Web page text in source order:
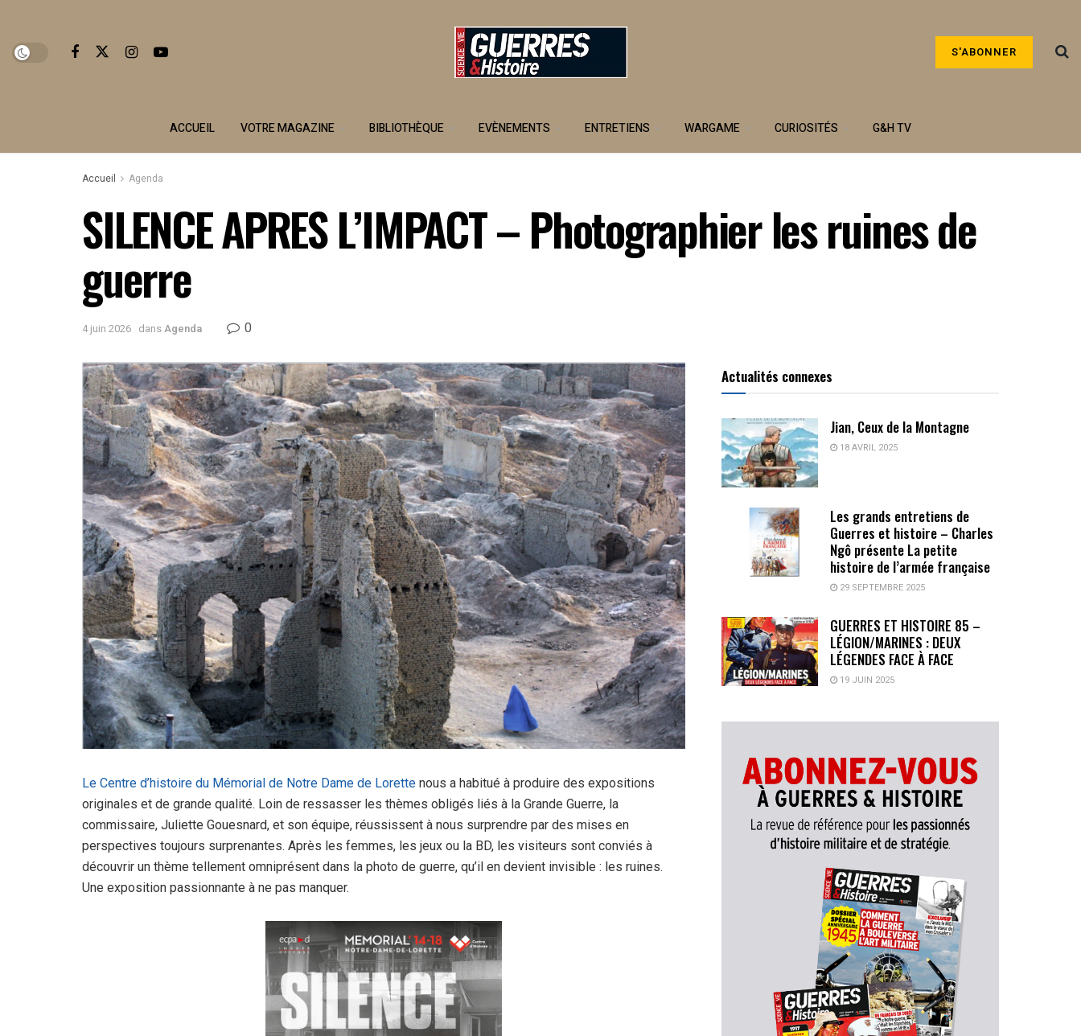
S'ABONNER
ACCUEIL VOTRE MAGAZINE BIBLIOTHÈQUE EVÈNEMENTS ENTRETIENS WARGAME CURIOSITÉS G&H TV
Accueil Agenda
SILENCE APRES L’IMPACT – Photographier les ruines de
guerre
4 juin 2026 dansAgenda 0
Le Centre d’histoire du Mémorial de Notre Dame de Lorette nous a habitué à produire des expositions
originales et de grande qualité. Loin de ressasser les thèmes obligés liés à la Grande Guerre, la
commissaire, Juliette Gouesnard, et son équipe, réussissent à nous surprendre par des mises en
perspectives toujours surprenantes. Après les femmes, les jeux ou la BD, les visiteurs sont conviés à
découvrir un thème tellement omniprésent dans la photo de guerre, qu’il en devient invisible : les ruines.
Une exposition passionnante à ne pas manquer.
Actualités connexes
Jian, Ceux de la Montagne
18 AVRIL 2025
Les grands entretiens de
Guerres et histoire – Charles
Ngô présente La petite
histoire de l’armée française
29 SEPTEMBRE 2025
GUERRES ET HISTOIRE 85 –
LÉGION/MARINES : DEUX
LÉGENDES FACE À FACE
19 JUIN 2025